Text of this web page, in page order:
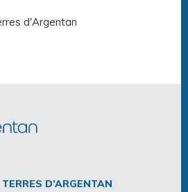
d'Argentan
D’ARGENTAN